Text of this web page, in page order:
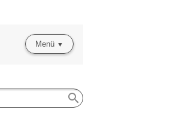
Menü
search